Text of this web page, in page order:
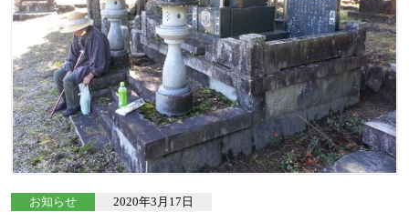
お知らせ 2020年3月17日